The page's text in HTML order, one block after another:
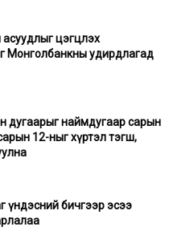
цэгцлэх
Монголбанкны удирдлагад
дугаарыг наймдугаар сарын
12-ныг хүртэл тэгш,
үндэсний бичгээр эсээ